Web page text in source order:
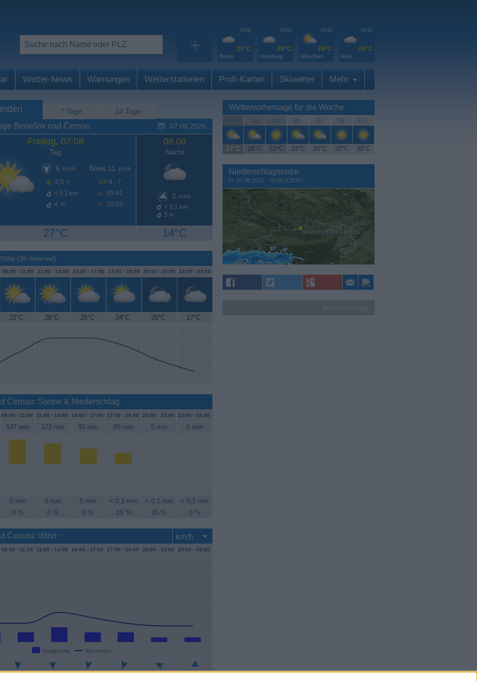
+
18:00
21°C
Berlin
18:00
20°C
Hamburg
18:00
26°C
München
18:00
24°C
Köln
Wetter-News Warnungen Wetterstationen Profi-Karten Skiwetter Mehr
7 Tage 14 Tage
Benešov nad Černou 07.08.2026
Freitag, 07.08
Tag
6
km/h
8,0 h
< 0,1 mm
4 %
Böen 11 km/h
UV 6 - 7
05:41
20:33
27°C
08.08
Nacht
2 km/h
< 0,1 mm
5 %
14°C
(3h-Interval)
08:00 - 11:00 11:00 - 14:00 14:00 - 17:00 17:00 - 20:00 20:00 - 23:00 23:00 - 02:00
22°C 26°C 26°C 24°C 20°C 17°C
Černou: Sonne & Niederschlag
08:00 - 11:00 11:00 - 14:00 14:00 - 17:00 17:00 - 20:00 20:00 - 23:00 23:00 - 02:00
147 min 123 min 93 min 65 min 0 min 0 min
0 mm 0 mm 0 mm < 0,1 mm < 0,1 mm
< 0,1 mm
0 % 0 % 0 % 15 % 15 % 0 %
Černou: Wind
08:00 - 11:00 11:00 - 14:00 14:00 - 17:00 17:00 - 20:00 20:00 - 23:00 23:00 - 02:00
Windgeschw. Spitzenböen
Wettervorhersage für die Woche
Fr. Sa. So. Mo. Di. Mi. Do.
27°C 28°C 32°C 33°C 30°C 30°C 30°C
Niederschlagsradar
Fr. 07.08.2026 - 18:00 (CEST)
Benešov nad Černou